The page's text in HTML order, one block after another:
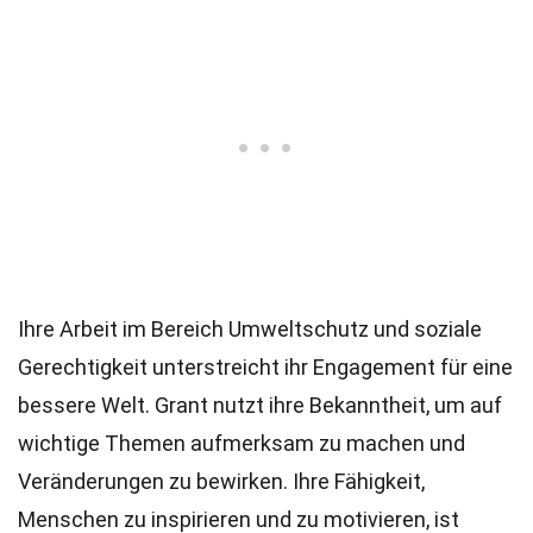
Ihre Arbeit im Bereich Umweltschutz und soziale
Gerechtigkeit unterstreicht ihr Engagement für eine
bessere Welt. Grant nutzt ihre Bekanntheit, um auf
wichtige Themen aufmerksam zu machen und
Veränderungen zu bewirken. Ihre Fähigkeit,
Menschen zu inspirieren und zu motivieren, ist